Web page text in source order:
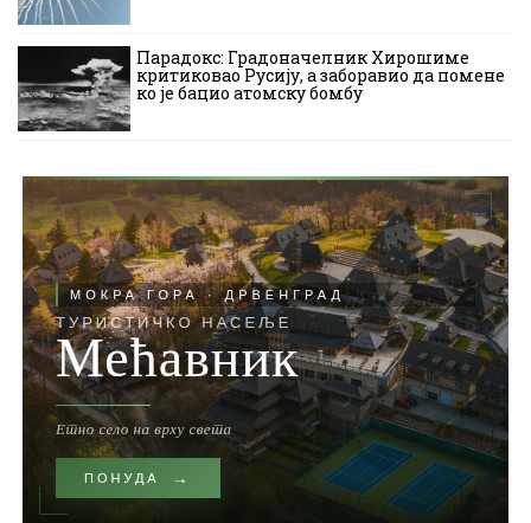
Парадокс: Градоначелник Хирошиме
критиковао Русију, а заборавио да помене
ко је бацио атомску бомбу